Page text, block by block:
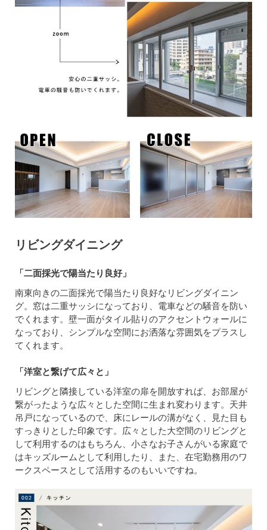
リビングダイニング
「二面採光で陽当たり良好」
南東向きの二面採光で陽当たり良好なリビングダイニン
グ。窓は二重サッシになっており、電車などの騒音を防い
でくれます。壁一面がタイル貼りのアクセントウォールに
なっており、シンプルな空間にお洒落な雰囲気をプラスし
てくれます。
「洋室と繋げて広々と」
リビングと隣接している洋室の扉を開放すれば、お部屋が
繋がったような広々とした空間に生まれ変わります。天井
吊戸になっているので、床にレールの溝がなく、見た目も
すっきりとした印象です。広々とした大空間のリビングと
して利用するのはもちろん、小さなお子さんがいる家庭で
はキッズルームとして利用したり、また、在宅勤務用のワ
ークスペースとして活用するのもいいですね。